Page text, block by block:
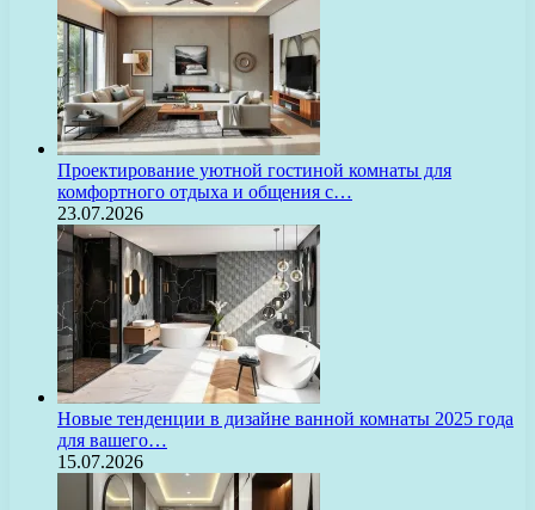
Проектирование уютной гостиной комнаты для
комфортного отдыха и общения с…
23.07.2026
Новые тенденции в дизайне ванной комнаты 2025 года
для вашего…
15.07.2026